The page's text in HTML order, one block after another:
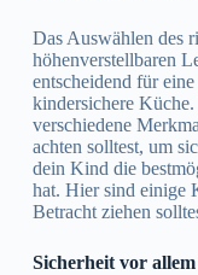
Das Auswählen des
höhenverstellbaren
entscheidend für
kindersichere
verschiedene
achten solltest, um
dein Kind die
hat. Hier sind einige
Betracht ziehen
Sicherheit vor allem